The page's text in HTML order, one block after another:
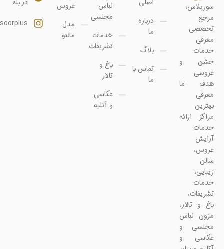
سورپلاس،
مرجع
تخصصی
معرفی
خدمات
جشن و
عروسی
هدف ما
معرفی
بهترین
مراکز ارائه
خدمات
آرایش
عروس،
سالن
زیبایی،
خدمات
تشریفات،
باغ و تالار،
مزون لباس
مجلسی و
عکاسی و
اصلی
درباره
ما
بلاگ
تماس با
ما
لباس
مجلسی
خدمات
تشریفات
باغ و
تالار
عکاسی
و آتلیه
عروس
مدل
مانتو
در بله
soorplus@